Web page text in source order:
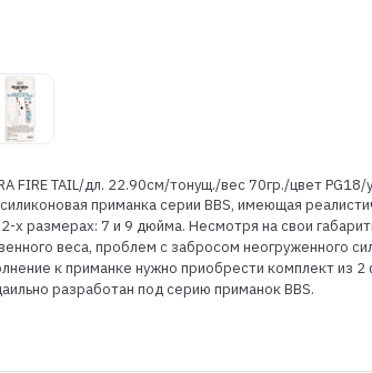
FIRE TAIL/дл. 22.90см/тонущ./вес 70гр./цвет PG18/
силиконовая приманка серии BBS, имеющая
х размерах: 7 и 9 дюйма. Несмотря на свои
веса, проблем с забросом неогруженного
к приманке нужно приобрести комплект
разработан под серию приманок BBS.